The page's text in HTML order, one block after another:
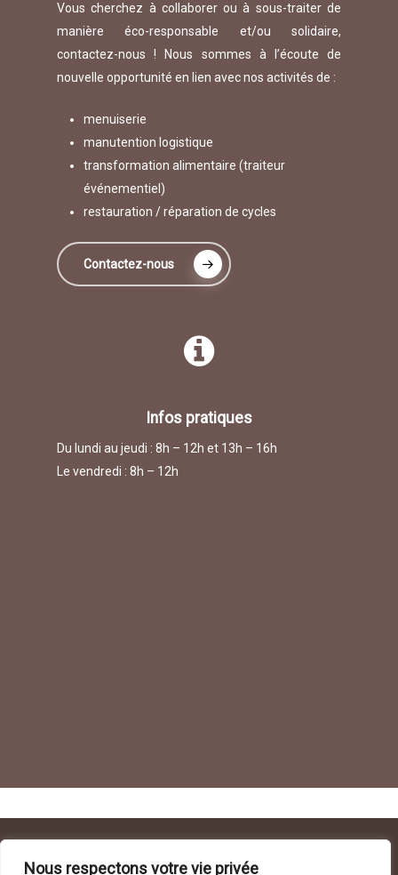
Nous respectons votre vie privée
Vous cherchez à collaborer ou à sous-traiter de
manière éco-responsable et/ou solidaire,
contactez-nous ! Nous sommes à l’écoute de
nouvelle opportunité en lien avec nos activités de :
menuiserie
manutention logistique
transformation alimentaire (traiteur
événementiel)
restauration / réparation de cycles
Contactez-nous
Infos pratiques
Du lundi au jeudi : 8h – 12h et 13h – 16h
Le vendredi : 8h – 12h